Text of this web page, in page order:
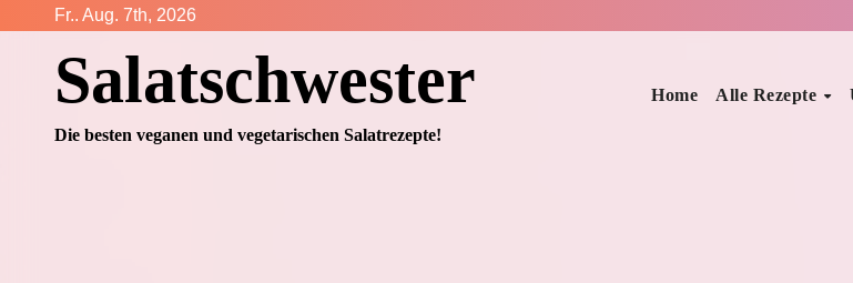
springen
Fr.. Aug. 7th, 2026
Salatschwester
Die besten veganen und vegetarischen Salatrezepte!
Home Alle Rezepte